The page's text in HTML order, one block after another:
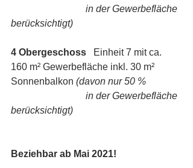
berücksichtigt)
4 Obergeschoss
Einheit 7 mit ca.
160 m² Gewerbefläche inkl. 30 m²
Sonnenbalkon (davon nur 50 %
berücksichtigt)
Beziehbar ab Mai 2021!